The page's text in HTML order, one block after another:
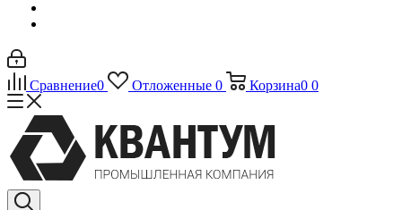
Сравнение0 Отложенные 0 Корзина0 0